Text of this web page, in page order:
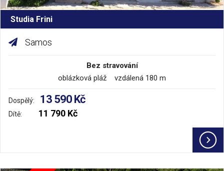
Studia Frini
Samos
Bez stravování
oblázková pláž vzdálená 180 m
Dospělý: 13 590 Kč
Dítě: 11 790 Kč